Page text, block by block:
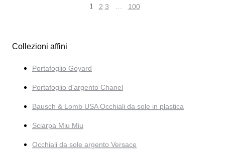
1 2 3 … 100
Collezioni affini
Portafoglio Goyard
Portafoglio d'argento Chanel
Bausch & Lomb USA Occhiali da sole in plastica
Sciarpa Miu Miu
Occhiali da sole argento Versace